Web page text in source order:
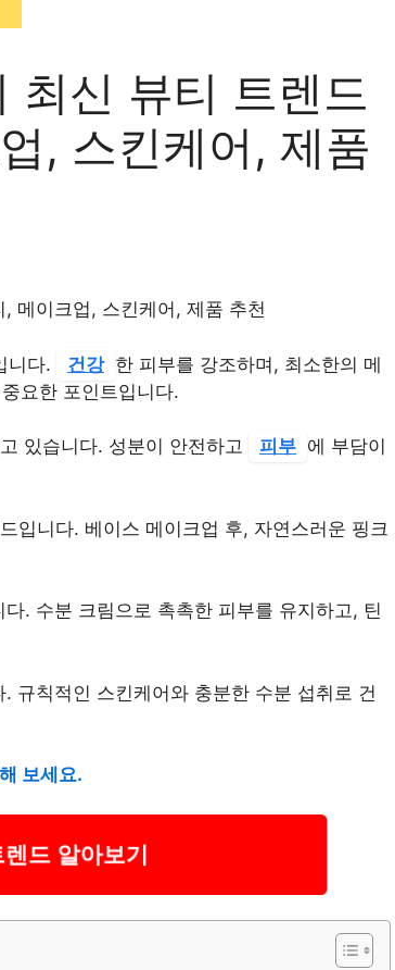
최신 뷰티 트렌드
, 스킨케어, 제품
메이크업, 스킨케어, 제품 추천
니다. 건강 한 피부를 강조하며, 최소한의 메
요한 포인트입니다.
있습니다. 성분이 안전하고 피부 에 부담이
입니다. 베이스 메이크업 후, 자연스러운 핑크
다. 수분 크림으로 촉촉한 피부를 유지하고, 틴
규칙적인 스킨케어와 충분한 수분 섭취로 건
보세요.
드 알아보기